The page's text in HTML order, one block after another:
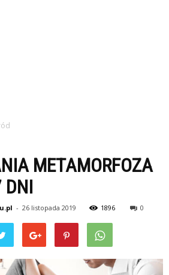
METAMORFOZA
DNI
- 26 listopada 2019 1896 0